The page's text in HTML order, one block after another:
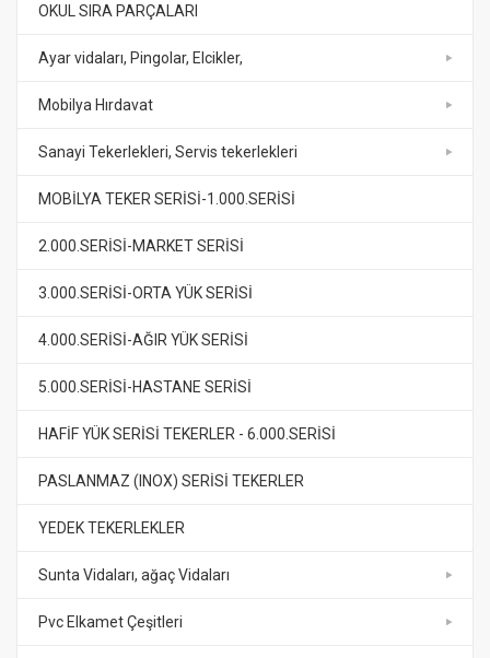
OKUL SIRA PARÇALARI
Ayar vidaları, Pingolar, Elcikler,
Mobilya Hırdavat
Sanayi Tekerlekleri, Servis tekerlekleri
MOBİLYA TEKER SERİSİ-1.000.SERİSİ
2.000.SERİSİ-MARKET SERİSİ
3.000.SERİSİ-ORTA YÜK SERİSİ
4.000.SERİSİ-AĞIR YÜK SERİSİ
5.000.SERİSİ-HASTANE SERİSİ
HAFİF YÜK SERİSİ TEKERLER - 6.000.SERİSİ
PASLANMAZ (INOX) SERİSİ TEKERLER
YEDEK TEKERLEKLER
Sunta Vidaları, ağaç Vidaları
Pvc Elkamet Çeşitleri